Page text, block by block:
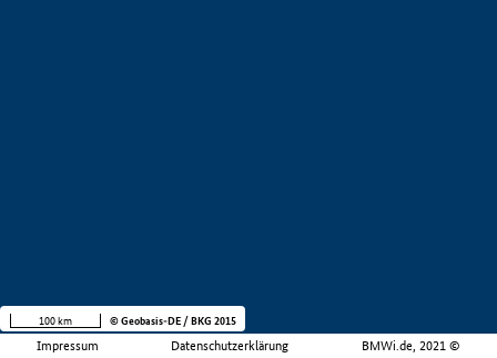
Impressum Datenschutzerklärung BMWi.de, 2021 ©
100 km © Geobasis-DE / BKG 2015